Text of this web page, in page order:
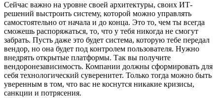
Сейчас важно на уровне своей архитектуры, своих ИТ-
решений выстроить систему, которой можно управлять
самостоятельно от начала и до конца. Это то, чем ты всегда
сможешь распоряжаться, то, что у тебя никогда не смогут
забрать. Пусть даже это будет система, которую тебе передал
вендор, но она будет под контролем пользователя. Нужно
внедрять открытые платформы. Так вы получите
вендоронезависимость. Компании должны сформировать для
себя технологический суверенитет. Только тогда можно быть
уверенным в том, что вас не коснутся никакие кризисы,
санкции и потрясения.